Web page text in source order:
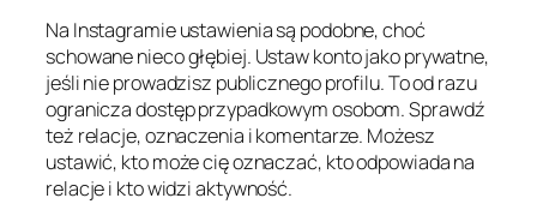
Na Instagramie ustawienia są podobne, choć
schowane nieco głębiej. Ustaw konto jako prywatne,
jeśli nie prowadzisz publicznego profilu. To od razu
ogranicza dostęp przypadkowym osobom. Sprawdź
też relacje, oznaczenia i komentarze. Możesz
ustawić, kto może cię oznaczać, kto odpowiada na
relacje i kto widzi aktywność.